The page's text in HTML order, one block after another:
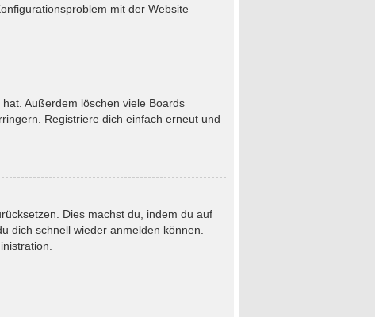
mit der Website
Außerdem löschen viele Boards
Registriere dich einfach erneut und
Dies machst du, indem du auf
dich schnell wieder anmelden können.